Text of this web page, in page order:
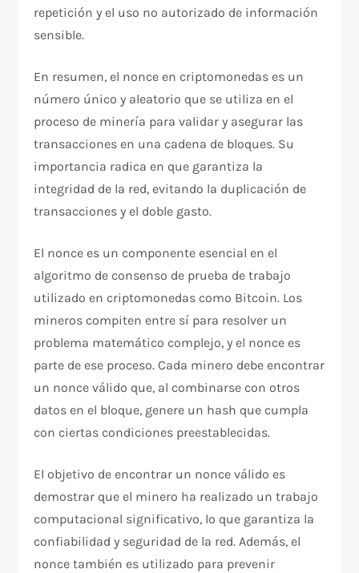
repetición y el uso no autorizado de información
sensible.
En resumen, el nonce en criptomonedas es un
número único y aleatorio que se utiliza en el
proceso de minería para validar y asegurar las
transacciones en una cadena de bloques. Su
importancia radica en que garantiza la
integridad de la red, evitando la duplicación de
transacciones y el doble gasto.
El nonce es un componente esencial en el
algoritmo de consenso de prueba de trabajo
utilizado en criptomonedas como Bitcoin. Los
mineros compiten entre sí para resolver un
problema matemático complejo, y el nonce es
parte de ese proceso. Cada minero debe encontrar
un nonce válido que, al combinarse con otros
datos en el bloque, genere un hash que cumpla
con ciertas condiciones preestablecidas.
El objetivo de encontrar un nonce válido es
demostrar que el minero ha realizado un trabajo
computacional significativo, lo que garantiza la
confiabilidad y seguridad de la red. Además, el
nonce también es utilizado para prevenir